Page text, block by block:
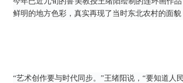
鲜明的地方色彩，真实再现了当时东北农村的面
“艺术创作要与时代同步。”王绪阳说，“要知道人